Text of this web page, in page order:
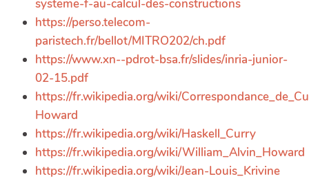
systeme-f-au-calcul-des-constructions
https://perso.telecom-
paristech.fr/bellot/MITRO202/ch.pdf
https://www.xn--pdrot-bsa.fr/slides/inria-junior-
02-15.pdf
https://fr.wikipedia.org/wiki/
Howard
https://fr.wikipedia.org/wiki/Haskell_Curry
https://fr.wikipedia.org/wiki/William_Alvin_Howard
https://fr.wikipedia.org/wiki/Jean-Louis_Krivine